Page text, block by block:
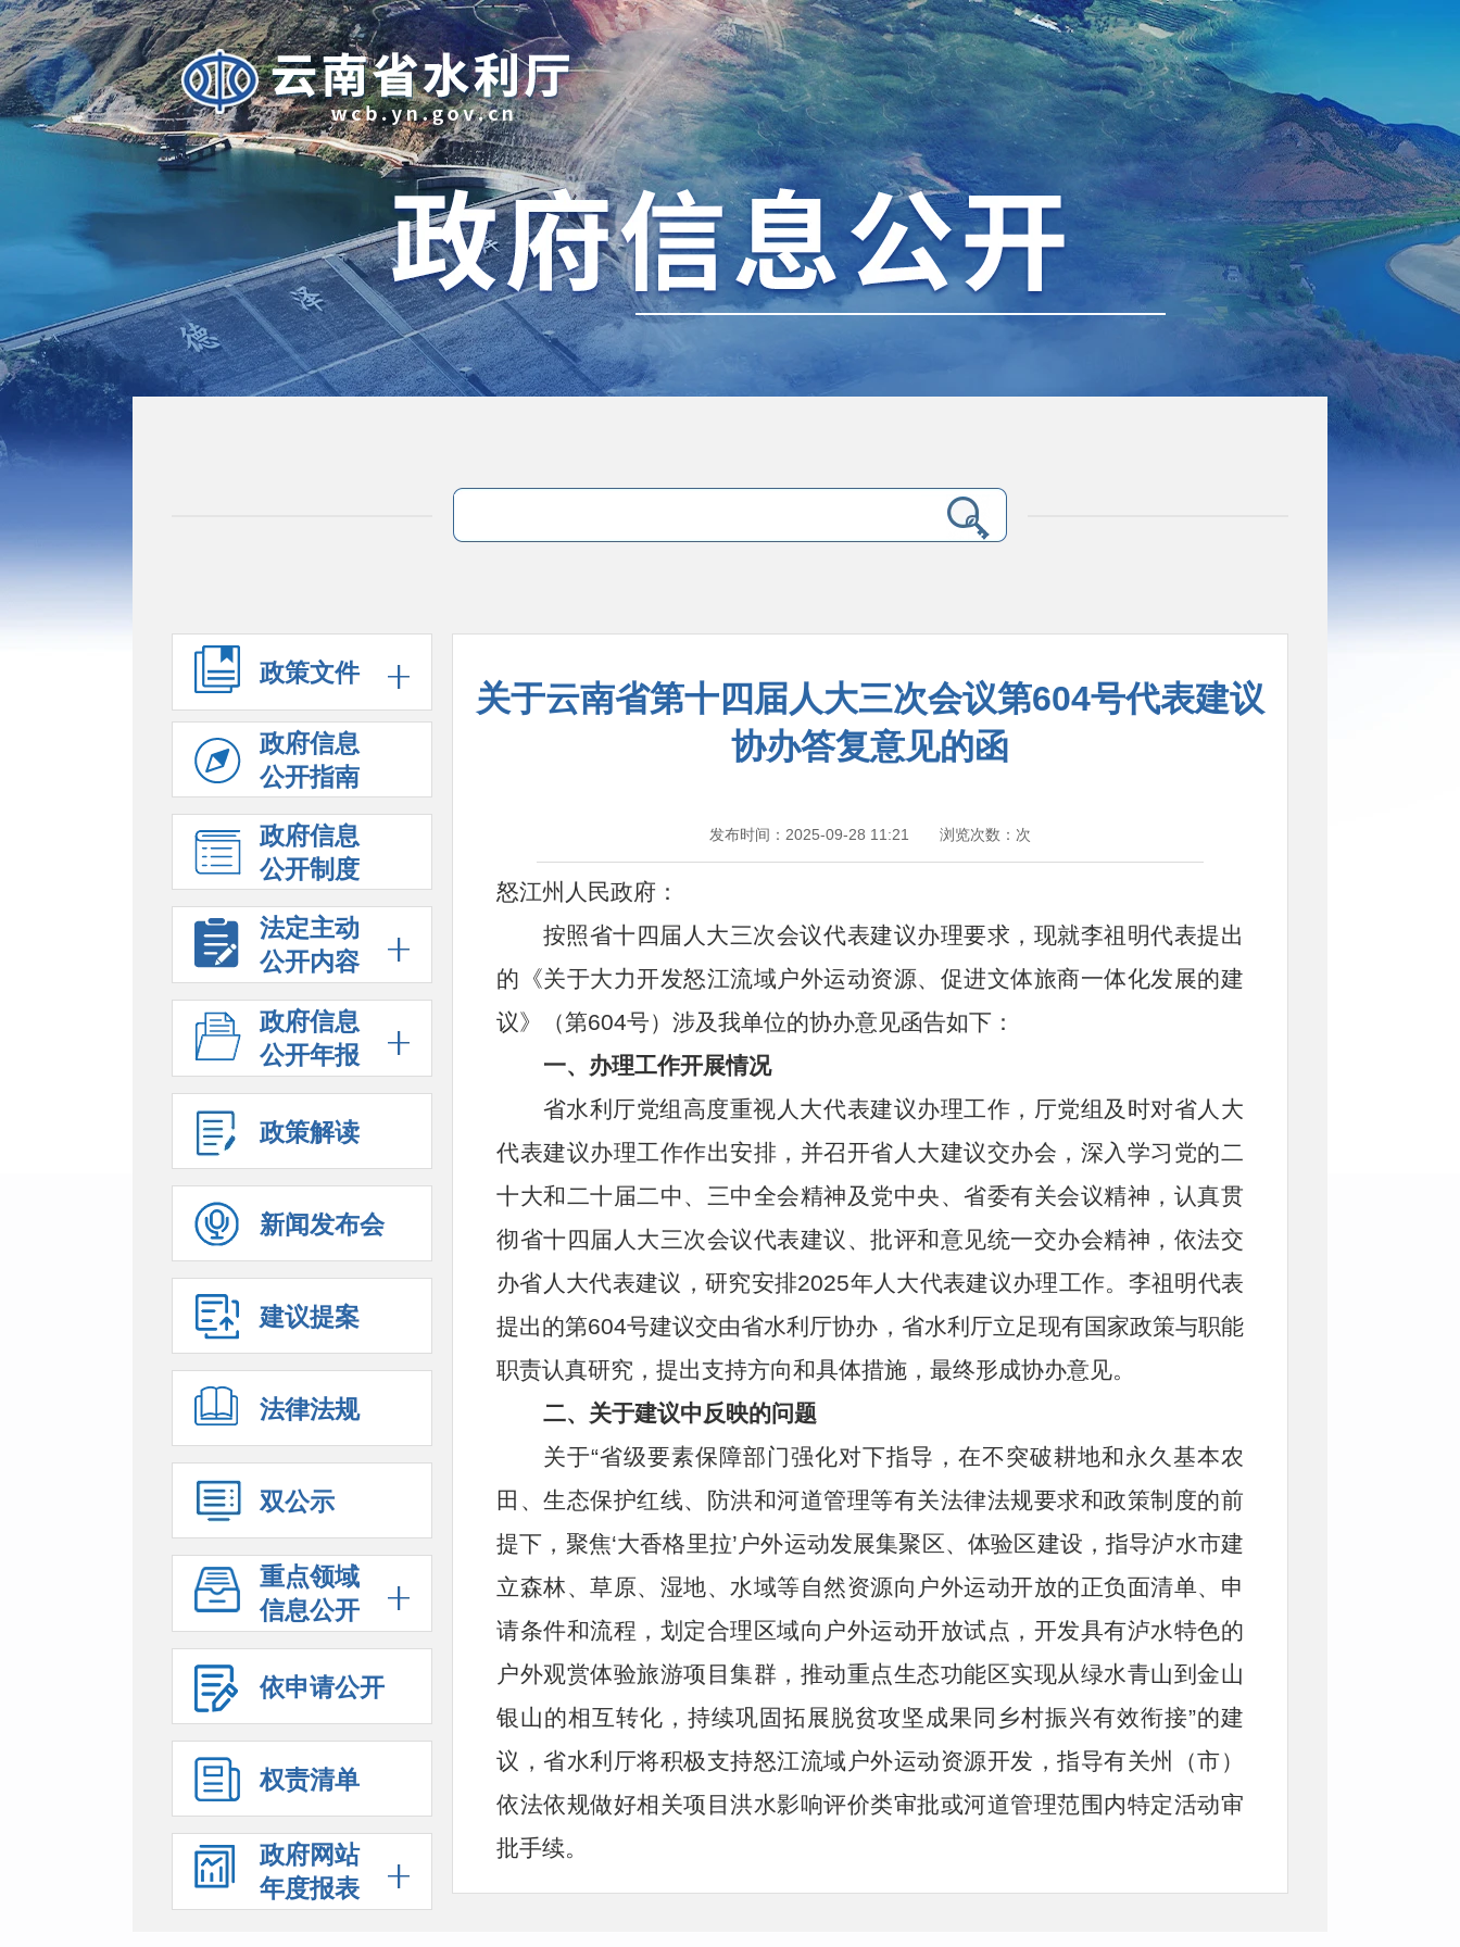
政策文件
政府信息
公开指南
政府信息
公开制度
法定主动
公开内容
政府信息
公开年报
政策解读
新闻发布会
建议提案
法律法规
双公示
重点领域
信息公开
依申请公开
权责清单
政府网站
年度报表
关于云南省第十四届人大三次会议第604号代表建议
协办答复意见的函
发布时间：2025-09-28 11:21 浏览次数： 次
怒江州人民政府：
按照省十四届人大三次会议代表建议办理要求，现就李祖明代表提出
的《关于大力开发怒江流域户外运动资源、促进文体旅商一体化发展的建
议》（第604号）涉及我单位的协办意见函告如下：
一、办理工作开展情况
省水利厅党组高度重视人大代表建议办理工作，厅党组及时对省人大
代表建议办理工作作出安排，并召开省人大建议交办会，深入学习党的二
十大和二十届二中、三中全会精神及党中央、省委有关会议精神，认真贯
彻省十四届人大三次会议代表建议、批评和意见统一交办会精神，依法交
办省人大代表建议，研究安排2025年人大代表建议办理工作。李祖明代表
提出的第604号建议交由省水利厅协办，省水利厅立足现有国家政策与职能
职责认真研究，提出支持方向和具体措施，最终形成协办意见。
二、关于建议中反映的问题
关于“省级要素保障部门强化对下指导，在不突破耕地和永久基本农
田、生态保护红线、防洪和河道管理等有关法律法规要求和政策制度的前
提下，聚焦‘大香格里拉’户外运动发展集聚区、体验区建设，指导泸水市建
立森林、草原、湿地、水域等自然资源向户外运动开放的正负面清单、申
请条件和流程，划定合理区域向户外运动开放试点，开发具有泸水特色的
户外观赏体验旅游项目集群，推动重点生态功能区实现从绿水青山到金山
银山的相互转化，持续巩固拓展脱贫攻坚成果同乡村振兴有效衔接”的建
议，省水利厅将积极支持怒江流域户外运动资源开发，指导有关州（市）
依法依规做好相关项目洪水影响评价类审批或河道管理范围内特定活动审
批手续。
三、关于对建议内容的逐条答复